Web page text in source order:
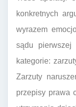
konkretnych
wyrazem
sądu pierwszej
kategorie:
Zarzuty
przepisy prawa